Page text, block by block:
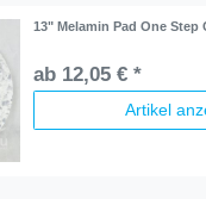
13" Melamin Pad One Step
ab 12,05 € *
Artikel